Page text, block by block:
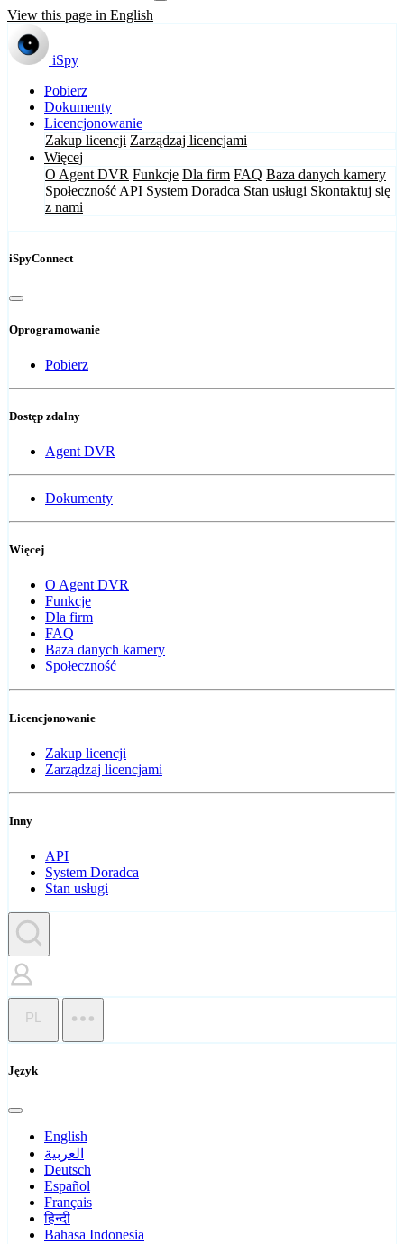
View this page in English
iSpy
Pobierz
Dokumenty
Licencjonowanie
Zakup licencji Zarządzaj licencjami
Więcej
O Agent DVR Funkcje Dla firm FAQ Baza danych kamery
Społeczność API System Doradca Stan usługi Skontaktuj się
z nami
iSpyConnect
Oprogramowanie
Pobierz
Dostęp zdalny
Agent DVR
Dokumenty
Więcej
O Agent DVR
Funkcje
Dla firm
FAQ
Baza danych kamery
Społeczność
Licencjonowanie
Zakup licencji
Zarządzaj licencjami
Inny
API
System Doradca
Stan usługi
PL
Język
English
العربية
Deutsch
Español
Français
हिन्दी
Bahasa Indonesia